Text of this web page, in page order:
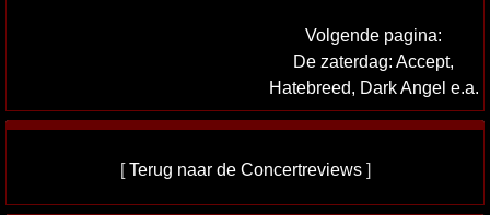
Volgende pagina:
De zaterdag: Accept,
Hatebreed, Dark Angel e.a.
[Terug naar de Concertreviews]